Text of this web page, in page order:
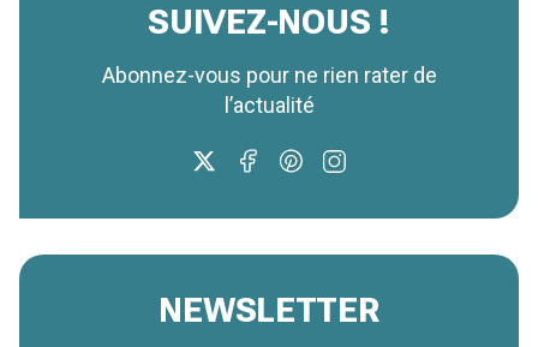
SUIVEZ-NOUS !
Abonnez-vous pour ne rien rater de
l’actualité
NEWSLETTER